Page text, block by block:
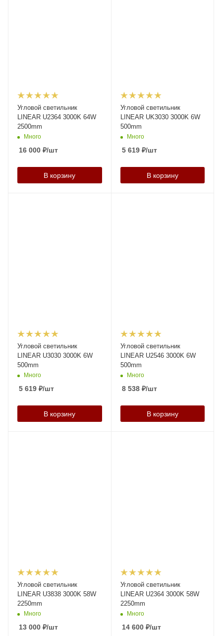
Угловой светильник
LINEAR U2364 3000K 64W
2500mm
Много
16 000 ₽/шт
В корзину
Угловой светильник
LINEAR UK3030 3000K 6W
500mm
Много
5 619₽/шт
В корзину
Угловой светильник
LINEAR U3030 3000K 6W
500mm
Много
5 619 ₽/шт
В корзину
Угловой светильник
LINEAR U2546 3000K 6W
500mm
Много
8 538₽/шт
В корзину
Угловой светильник
LINEAR U3838 3000K 58W
2250mm
Много
13 000 ₽/шт
Угловой светильник
LINEAR U2364 3000K 58W
2250mm
Много
14 600₽/шт